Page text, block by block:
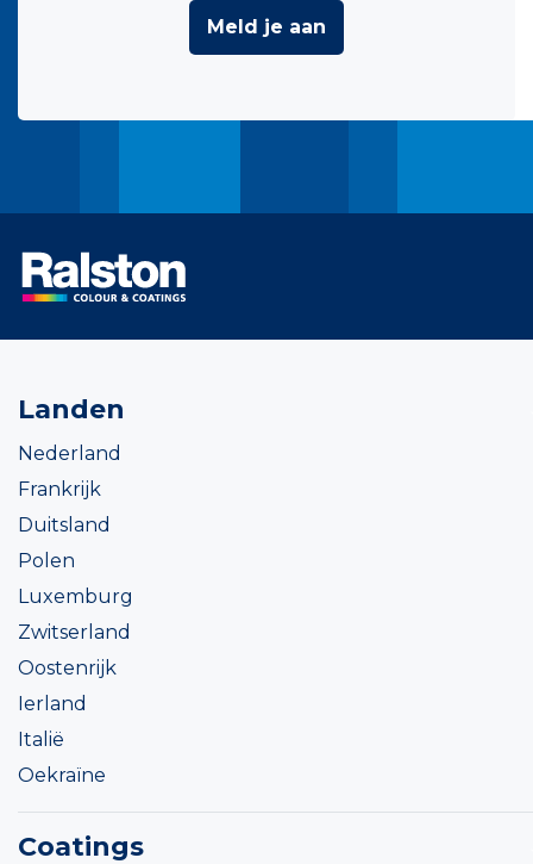
Meld je aan
Landen
Nederland
Frankrijk
Duitsland
Polen
Luxemburg
Zwitserland
Oostenrijk
Ierland
Italië
Oekraïne
Coatings